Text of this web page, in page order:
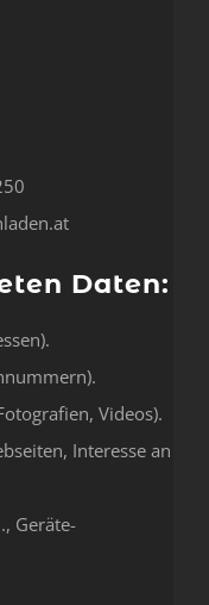
Daten:
Videos).
Interesse an
Geräte-